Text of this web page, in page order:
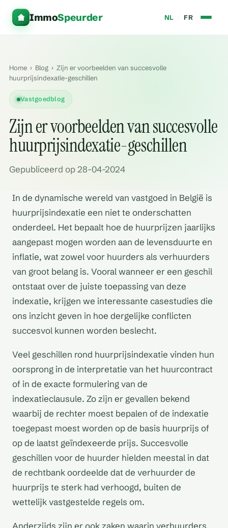
ImmoSpeurder NL FR
Home › Blog › Zijn er voorbeelden van succesvolle
huurprijsindexatie-geschillen
Vastgoedblog
Zijn er voorbeelden van succesvolle
huurprijsindexatie-geschillen
Gepubliceerd op 28-04-2024
In de dynamische wereld van vastgoed in België is
huurprijsindexatie een niet te onderschatten
onderdeel. Het bepaalt hoe de huurprijzen jaarlijks
aangepast mogen worden aan de levensduurte en
inflatie, wat zowel voor huurders als verhuurders
van groot belang is. Vooral wanneer er een geschil
ontstaat over de juiste toepassing van deze
indexatie, krijgen we interessante casestudies die
ons inzicht geven in hoe dergelijke conflicten
succesvol kunnen worden beslecht.
Veel geschillen rond huurprijsindexatie vinden hun
oorsprong in de interpretatie van het huurcontract
of in de exacte formulering van de
indexatieclausule. Zo zijn er gevallen bekend
waarbij de rechter moest bepalen of de indexatie
toegepast moest worden op de basis huurprijs of
op de laatst geïndexeerde prijs. Succesvolle
geschillen voor de huurder hielden meestal in dat
de rechtbank oordeelde dat de verhuurder de
huurprijs te sterk had verhoogd, buiten de
wettelijk vastgestelde regels om.
Anderzijds zijn er ook zaken waarin verhuurders